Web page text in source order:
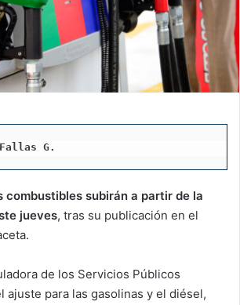
G.
combustibles subirán a partir de la
jueves, tras su publicación en el
de los Servicios Públicos
ajuste para las gasolinas y el diésel,